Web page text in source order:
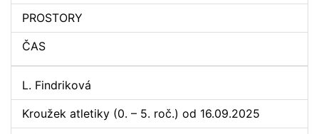
PROSTORY
ČAS
L. Findriková
Kroužek atletiky (0. – 5. roč.) od 16.09.2025